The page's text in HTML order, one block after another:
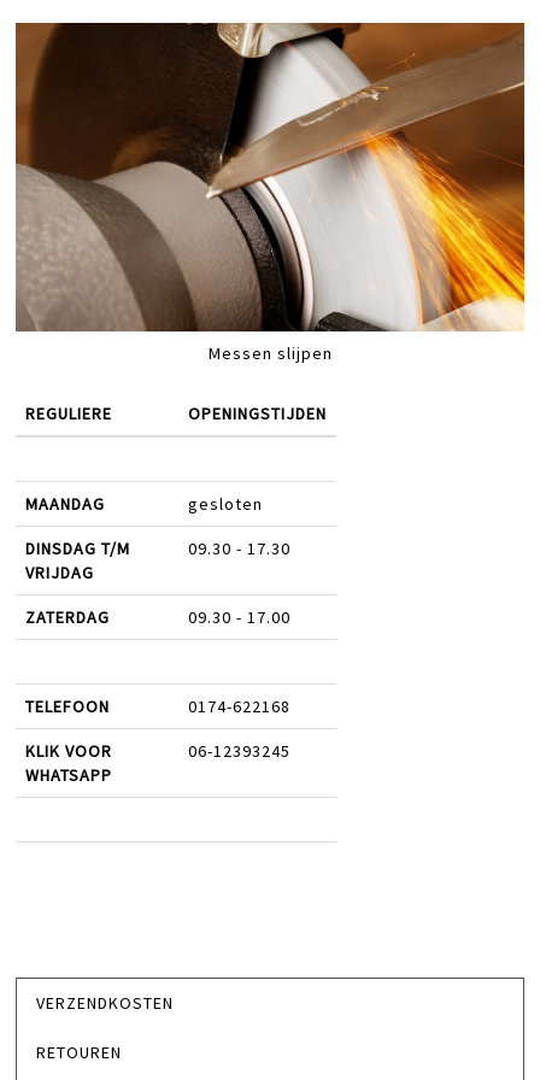
Messen slijpen
REGULIERE OPENINGSTIJDEN
MAANDAG gesloten
DINSDAG T/M
VRIJDAG
09.30 - 17.30
ZATERDAG 09.30 - 17.00
TELEFOON 0174-622168
KLIK VOOR
WHATSAPP
06-12393245
VERZENDKOSTEN
RETOUREN